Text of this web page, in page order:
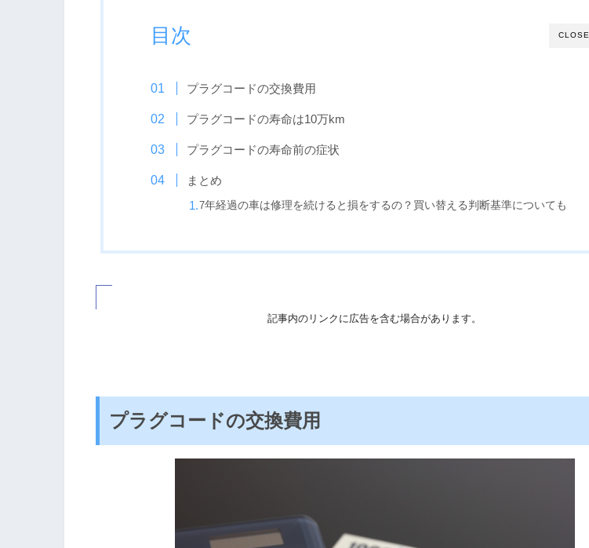
CLOSE
目次
プラグコードの交換費用
プラグコードの寿命は10万km
プラグコードの寿命前の症状
まとめ
7年経過の車は修理を続けると損をするの？買い替える判断基準についても
記事内のリンクに広告を含む場合があります。
プラグコードの交換費用